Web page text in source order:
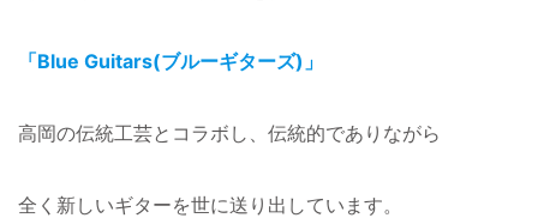
「Blue Guitars(ブルーギターズ)」
高岡の伝統工芸とコラボし、伝統的でありながら
全く新しいギターを世に送り出しています。